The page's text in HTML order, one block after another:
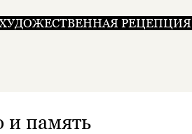
РЕЦЕПЦИЯ
и память